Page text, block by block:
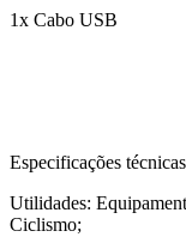
1x Cabo USB
Especificações técnicas
Utilidades:
Ciclismo;